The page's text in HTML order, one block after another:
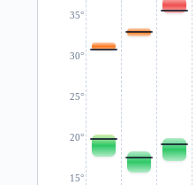
15°
20°
25°
30°
35°